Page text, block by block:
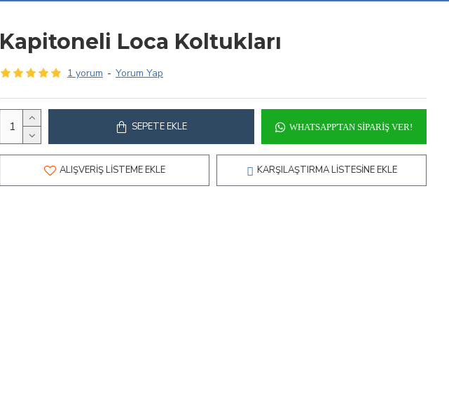
Kapitoneli Loca Koltukları
1 yorum - Yorum Yap
SEPETE EKLE WHATSAPP'TAN SIPARIŞ VER!
ALIŞVERIŞ LISTEME EKLE KARŞILAŞTIRMA LISTESINE EKLE